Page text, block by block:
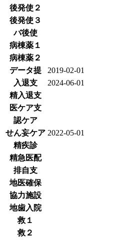
後発使２
後発使３
バ後使
病棟薬１
病棟薬２
データ提
2019-02-01
入退支
2024-06-01
精入退支
医ケア支
認ケア
せん妄ケア 2022-05-01
精疾診
精急医配
排自支
地医確保
協力施設
地歯入院
救１
救２